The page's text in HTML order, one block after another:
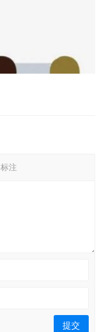
标注